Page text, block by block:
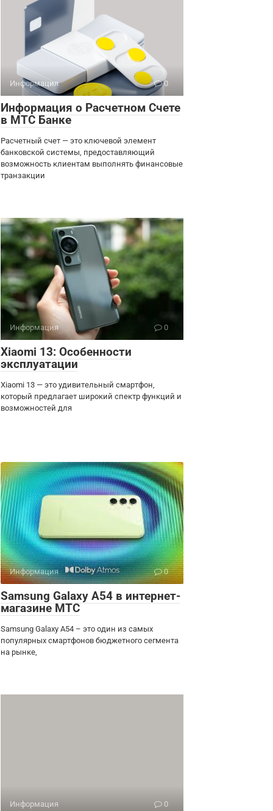
Информация 0
Информация о Расчетном Счете
в МТС Банке
Расчетный счет — это ключевой элемент
банковской системы, предоставляющий
возможность клиентам выполнять финансовые
транзакции
Информация 0
Xiaomi 13: Особенности
эксплуатации
Xiaomi 13 — это удивительный смартфон,
который предлагает широкий спектр функций и
возможностей для
Информация 0
Samsung Galaxy A54 в интернет-
магазине МТС
Samsung Galaxy A54 – это один из самых
популярных смартфонов бюджетного сегмента
на рынке,
Информация 0